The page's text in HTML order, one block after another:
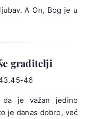
A On, Bog je u
graditelji
46
da je važan jedino
je danas dobro, već